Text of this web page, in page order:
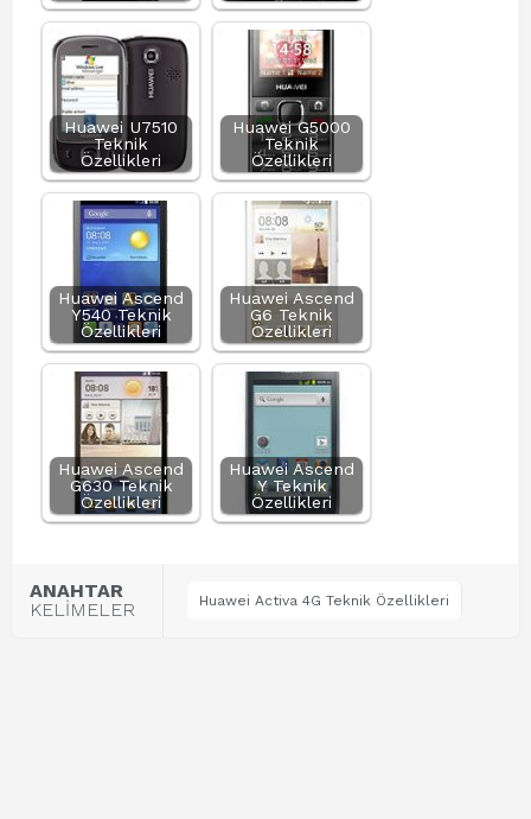
Huawei U7510
Teknik
Özellikleri
Huawei G5000
Teknik
Özellikleri
Huawei Ascend
Y540 Teknik
Özellikleri
Huawei Ascend
G6 Teknik
Özellikleri
Huawei Ascend
G630 Teknik
Özellikleri
Huawei Ascend
Y Teknik
Özellikleri
ANAHTAR
KELİMELER
Huawei Activa 4G Teknik Özellikleri